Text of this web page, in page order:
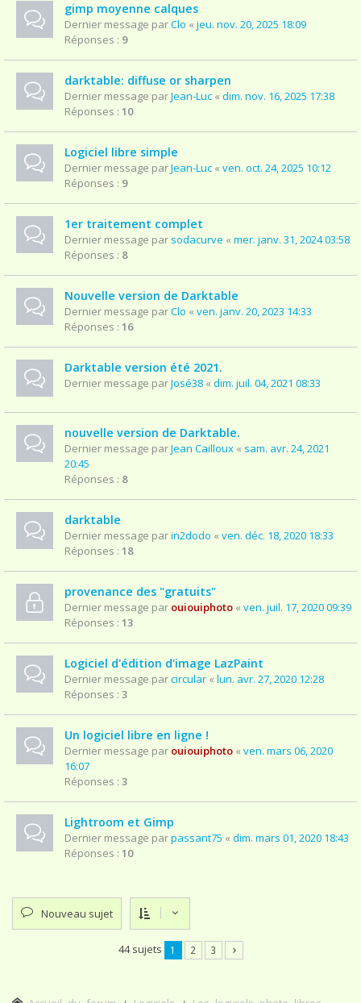
gimp moyenne calques
Dernier message parClo « jeu. nov. 20, 2025 18:09
Réponses : 9
darktable: diffuse or sharpen
Dernier message parJean-Luc « dim. nov. 16, 2025 17:38
Réponses : 10
Logiciel libre simple
Dernier message parJean-Luc « ven. oct. 24, 2025 10:12
Réponses : 9
1er traitement complet
Dernier message par sodacurve « mer. janv. 31, 2024 03:58
Réponses : 8
Nouvelle version de Darktable
Dernier message parClo « ven. janv. 20, 2023 14:33
Réponses : 16
Darktable version été 2021.
Dernier message parJosé38 « dim. juil. 04, 2021 08:33
nouvelle version de Darktable.
Dernier message parJean Cailloux « sam. avr. 24, 2021
20:45
Réponses : 8
darktable
Dernier message parin2dodo « ven. déc. 18, 2020 18:33
Réponses : 18
provenance des "gratuits"
Dernier message par ouiouiphoto « ven. juil. 17, 2020 09:39
Réponses : 13
Logiciel d'édition d'image LazPaint
Dernier message parcircular « lun. avr. 27, 2020 12:28
Réponses : 3
Un logiciel libre en ligne !
Dernier message par ouiouiphoto « ven. mars 06, 2020
16:07
Réponses : 3
Lightroom et Gimp
Dernier message parpassant75 « dim. mars 01, 2020 18:43
Réponses : 10
Nouveau sujet
44 sujets 1 2 3